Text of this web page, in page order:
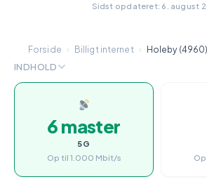
Sidst opdateret: 6. august
Forside › Billigt internet › Holeby (4960)
INDHOLD
6 master
5G
Op til 1.000 Mbit/s